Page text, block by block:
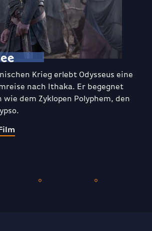
Krieg erlebt Odysseus eine
nach Ithaka. Er begegnet
dem Zyklopen Polyphem, den
5
Verlangen
Verlangen